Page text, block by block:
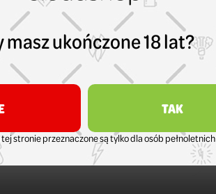
masz ukończone 18 lat?
TAK
stronie przeznaczone są tylko dla osób pełnoletnich